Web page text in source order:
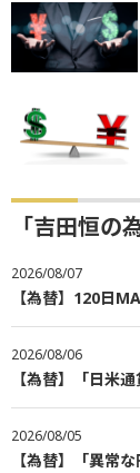
「吉田恒の
2026/08/07
【為替】120日
2026/08/06
【為替】「日米
2026/08/05
【為替】「異常